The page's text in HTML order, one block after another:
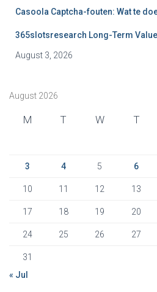
Casoola Captcha-fouten: Wat te
365slotsresearch Long-Term
August 3, 2026
August 2026
M T W T
3 4 5 6
10 11 12 13
17 18 19 20
24 25 26 27
31
« Jul